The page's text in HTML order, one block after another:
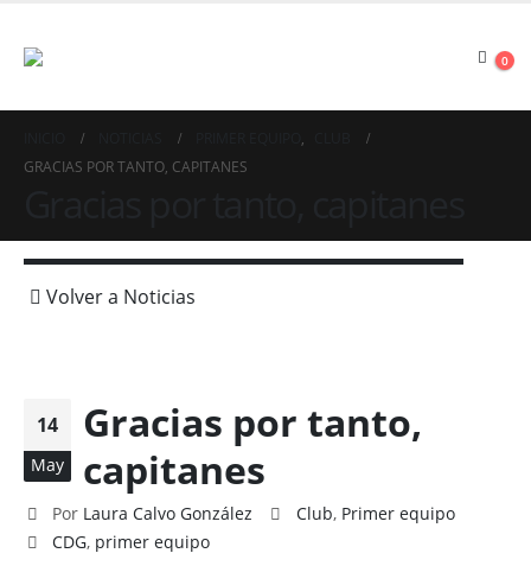
0
,
GRACIAS POR TANTO, CAPITANES
Volver a Noticias
14
May
Gracias por tanto,
capitanes
Por Laura Calvo González Club, Primer equipo
CDG, primer equipo